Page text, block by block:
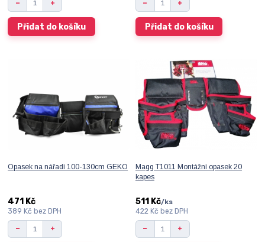
Přidat do košíku Přidat do košíku
Opasek na nářadí 100-130cm GEKO
471 Kč
389 Kčbez DPH
Magg T1011 Montážní opasek 20
kapes
511 Kč/ks
422 Kč bez DPH